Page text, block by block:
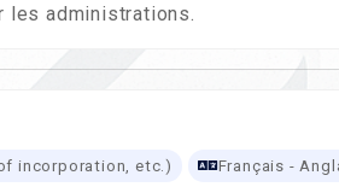
les administrations.
incorporation, etc.) Français -